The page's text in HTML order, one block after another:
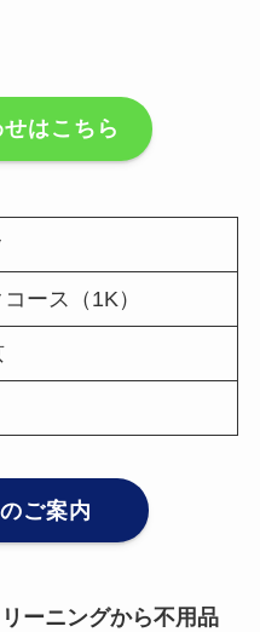
はこちら
ース（1K）
ご案内
ーニングから不用品